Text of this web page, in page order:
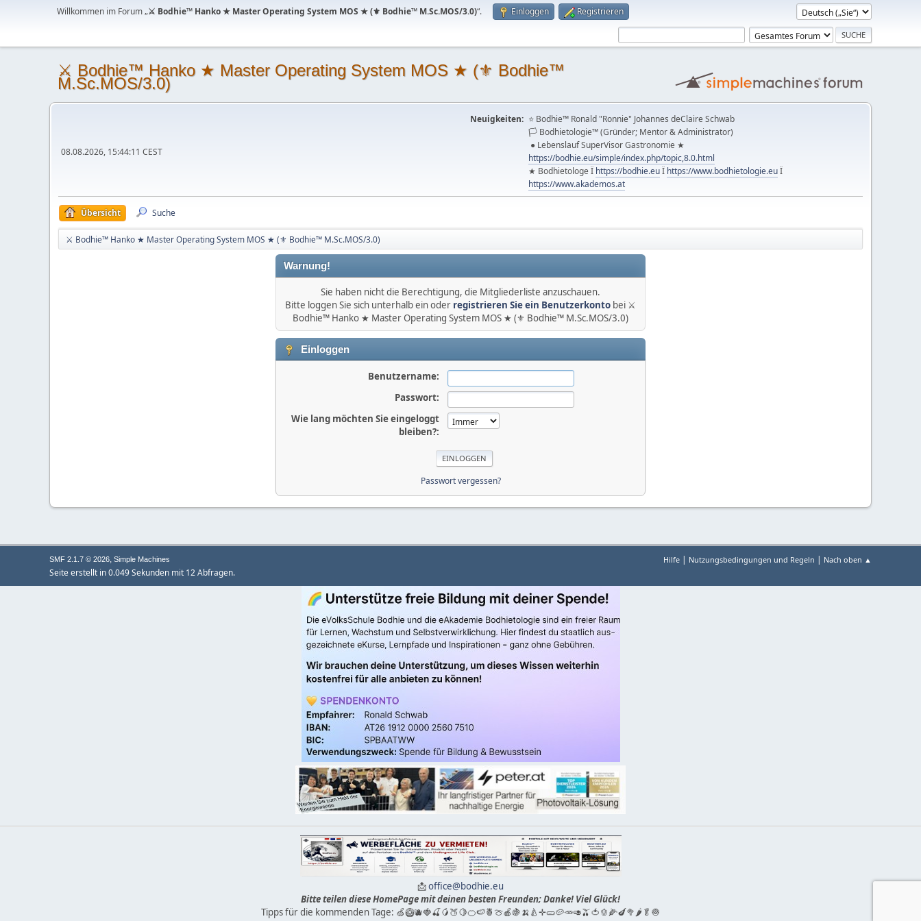
Willkommen im Forum „⚔ Bodhie™ Hanko ★ Master Operating System MOS ★ (⚜ Bodhie™ M.Sc.MOS/3.0)“. Einloggen Registrieren
⚔ Bodhie™ Hanko ★ Master Operating System MOS ★ (⚜ Bodhie™
M.Sc.MOS/3.0)
08.08.2026, 15:44:11 CEST
Neuigkeiten: ⭐️ Bodhie™ Ronald "Ronnie" Johannes deClaire Schwab
🏳 Bodhietologie™ (Gründer; Mentor & Administrator)
● Lebenslauf SuperVisor Gastronomie ★
https://bodhie.eu/simple/index.php/topic,8.0.html
★ Bodhietologe Ï https://bodhie.euÏ https://www.bodhietologie.euÏ
https://www.akademos.at
Übersicht Suche
⚔ Bodhie™ Hanko ★ Master Operating System MOS ★ (⚜ Bodhie™ M.Sc.MOS/3.0)
Warnung!
Sie haben nicht die Berechtigung, die Mitgliederliste anzuschauen.
Bitte loggen Sie sich unterhalb ein oder registrieren Sie ein Benutzerkonto bei ⚔
Bodhie™ Hanko ★ Master Operating System MOS ★ (⚜ Bodhie™ M.Sc.MOS/3.0)
Einloggen
Benutzername:
Passwort:
Wie lang möchten Sie eingeloggt
bleiben?:
Passwort vergessen?
Hilfe | Nutzungsbedingungen und Regeln | Nach oben ▲
SMF 2.1.7 © 2026, Simple Machines
Seite erstellt in 0.049 Sekunden mit 12 Abfragen.
📩office@bodhie.eu
Bitte teilen diese HomePage mit deinen besten Freunden; Danke! Viel Glück!
Tipps für die kommenden Tage: 🍏🥝🫐🍓🍒🥭🍑🍋🍊🍉🍍🍈🍎🍇🍌🍐✛🥒🥔🥕🥑🫒🍅🫑🌽🍆🥦🌶🥬🧅